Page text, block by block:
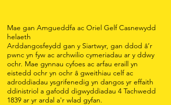
Mae gan Amgueddfa ac Oriel Gelf Casnewydd
helaeth
Arddangosfeydd gan y Siartwyr, gan ddod â’r
pwnc yn fyw ac archwilio cymeriadau ar y ddwy
ochr. Mae gynnau cyfoes ac arfau eraill yn
eistedd ochr yn ochr â gweithiau celf ac
adroddiadau ysgrifenedig yn dangos yr effaith
ddinistriol a gafodd digwyddiadau 4 Tachwedd
1839 ar yr ardal a'r wlad gyfan.